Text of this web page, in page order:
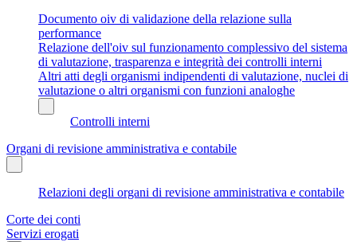
Documento oiv di validazione della relazione sulla
performance
Relazione dell'oiv sul funzionamento complessivo del sistema
di valutazione, trasparenza e integrità dei controlli interni
Altri atti degli organismi indipendenti di valutazione, nuclei di
valutazione o altri organismi con funzioni analoghe
Controlli interni
Organi di revisione amministrativa e contabile
Relazioni degli organi di revisione amministrativa e contabile
Corte dei conti
Servizi erogati